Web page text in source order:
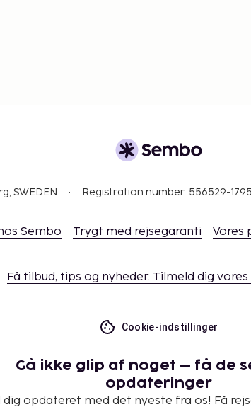
SWEDEN Registration number: 556529-1795
Sembo Trygt med rejsegaranti Vores
Få tilbud, tips og nyheder. Tilmeld dig
Cookie-indstillinger
Gå ikke glip af noget – få de
opdateringer
dig opdateret med det nyeste fra os! Få